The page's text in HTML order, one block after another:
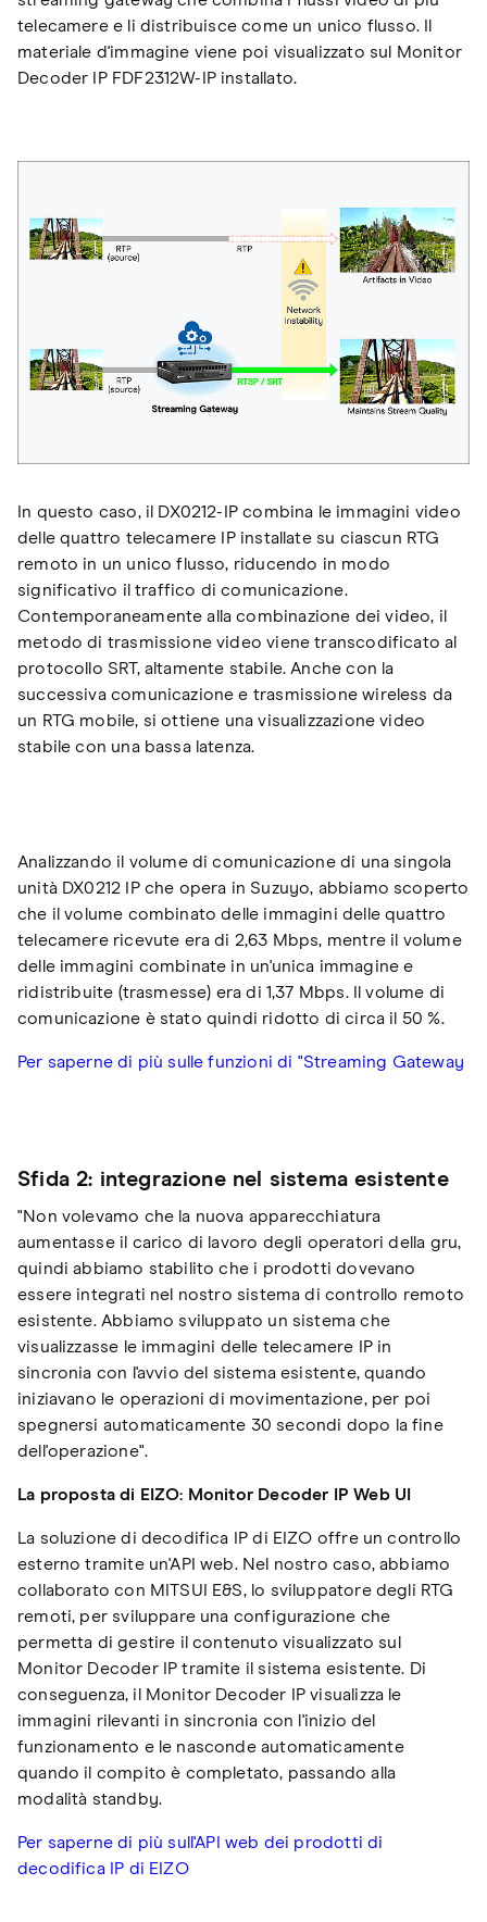
telecamere e li distribuisce come un unico flusso. Il
materiale d'immagine viene poi visualizzato sul Monitor
Decoder IP FDF2312W-IP installato.
In questo caso, il DX0212-IP combina le immagini video
delle quattro telecamere IP installate su ciascun RTG
remoto in un unico flusso, riducendo in modo
significativo il traffico di comunicazione.
Contemporaneamente alla combinazione dei video, il
metodo di trasmissione video viene transcodificato al
protocollo SRT, altamente stabile. Anche con la
successiva comunicazione e trasmissione wireless da
un RTG mobile, si ottiene una visualizzazione video
stabile con una bassa latenza.
Analizzando il volume di comunicazione di una singola
unità DX0212 IP che opera in Suzuyo, abbiamo scoperto
che il volume combinato delle immagini delle quattro
telecamere ricevute era di 2,63 Mbps, mentre il volume
delle immagini combinate in un'unica immagine e
ridistribuite (trasmesse) era di 1,37 Mbps. Il volume di
comunicazione è stato quindi ridotto di circa il 50 %.
Per saperne di più sulle funzioni di "Streaming Gateway
Sfida 2: integrazione nel sistema esistente
"Non volevamo che la nuova apparecchiatura
aumentasse il carico di lavoro degli operatori della gru,
quindi abbiamo stabilito che i prodotti dovevano
essere integrati nel nostro sistema di controllo remoto
esistente. Abbiamo sviluppato un sistema che
visualizzasse le immagini delle telecamere IP in
sincronia con l'avvio del sistema esistente, quando
iniziavano le operazioni di movimentazione, per poi
spegnersi automaticamente 30 secondi dopo la fine
dell'operazione".
La proposta di EIZO: Monitor Decoder IP Web UI
La soluzione di decodifica IP di EIZO offre un controllo
esterno tramite un'API web. Nel nostro caso, abbiamo
collaborato con MITSUI E&S, lo sviluppatore degli RTG
remoti, per sviluppare una configurazione che
permetta di gestire il contenuto visualizzato sul
Monitor Decoder IP tramite il sistema esistente. Di
conseguenza, il Monitor Decoder IP visualizza le
immagini rilevanti in sincronia con l'inizio del
funzionamento e le nasconde automaticamente
quando il compito è completato, passando alla
modalità standby.
Per saperne di più sull'API web dei prodotti di
decodifica IP di EIZO